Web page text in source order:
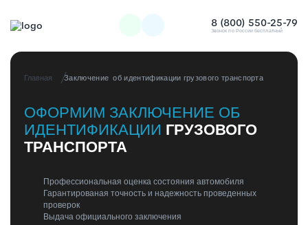
8 (800) 550-25-79
Звонок по России бесплатный
Главная Заключение об идентификации грузового транспорта
ОФОРМИМ ЗАКЛЮЧЕНИЕ ОБ
ИДЕНТИФИКАЦИИ ГРУЗОВОГО
ТРАНСПОРТА
Профессиональная оценка состояния автомобиля
Гарантированая точность и надежность проведенных
проверок
Выдача официального заключения